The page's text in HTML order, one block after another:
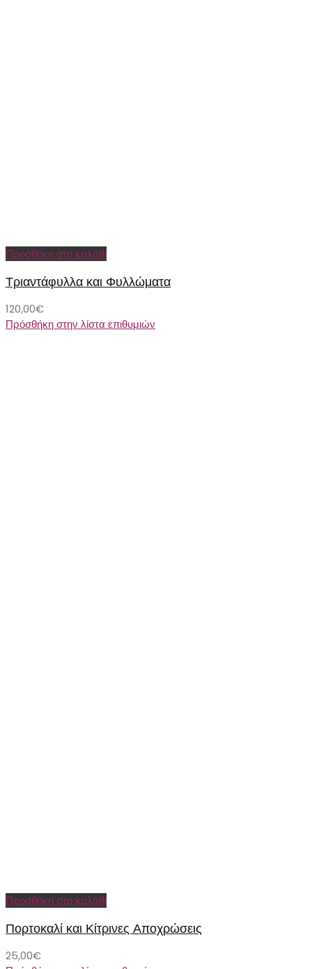
Προσθήκη στο καλάθι
Τριαντάφυλλα και Φυλλώματα
120,00€
Πρόσθήκη στην λίστα επιθυμιών
Προσθήκη στο καλάθι
Πορτοκαλί και Κίτρινες Αποχρώσεις
25,00€